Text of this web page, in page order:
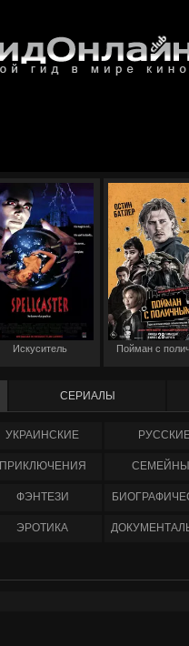
Искуситель Пойман с
СЕРИАЛЫ
УКРАИНCКИЕ
ПРИКЛЮЧЕНИЯ
ФЭНТЕЗИ
ЭРОТИКА